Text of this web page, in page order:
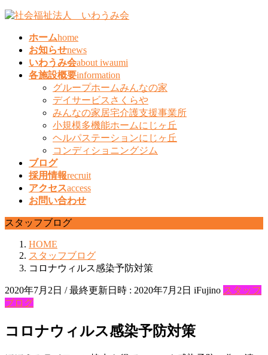
コ
ナ
ホームhome
お知らせnews
いわうみ会about iwaumi
各施設概要information
グループホームみんなの家
デイサービスさくらや
みんなの家居宅介護支援事業所
小規模多機能ホームにじヶ丘
ヘルパステーションにじヶ丘
コンディショニングジム
ブログ
採用情報recruit
アクセスaccess
お問い合わせ
スタッフブログ
HOME
スタッフブログ
コロナウィルス感染予防対策
2020年7月2日 / 最終更新日時 : 2020年7月2日 iFujino スタッフ
ブログ
コロナウィルス感染予防対策